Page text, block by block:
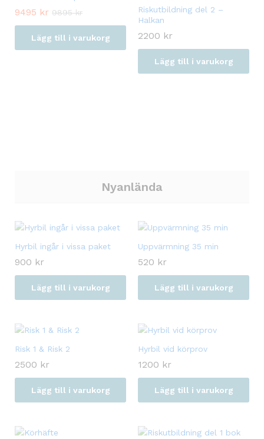
9495 kr 9895kr
Lägg till i varukorg
Riskutbildning del 2 –
Halkan
2200 kr
Lägg till i varukorg
Nyanlända
Hyrbil ingår i vissa paket
900 kr
Lägg till i varukorg
Uppvärmning 35 min
520 kr
Lägg till i varukorg
‏Risk 1 & Risk 2
2500 kr
Lägg till i varukorg
Hyrbil vid körprov
1200 kr
Lägg till i varukorg